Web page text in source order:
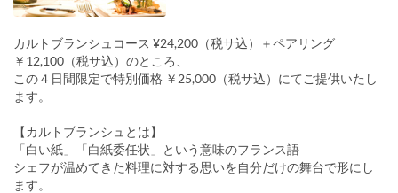
カルトブランシュコース ¥24,200（税サ込）＋ペアリング
￥12,100（税サ込）のところ、
この４日間限定で特別価格 ￥25,000（税サ込）にてご提供いたし
ます。
【カルトブランシュとは】
「白い紙」「白紙委任状」という意味のフランス語
シェフが温めてきた料理に対する思いを自分だけの舞台で形にし
ます。